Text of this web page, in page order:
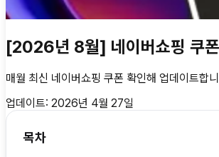
[2026년 8월] 네이버쇼핑 쿠폰
매월 최신 네이버쇼핑 쿠폰 확인해 업데이트합
업데이트: 2026년 4월 27일
목차